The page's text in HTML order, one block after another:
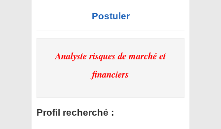
Postuler
Analyste risques de marché et
financiers
Profil recherché :